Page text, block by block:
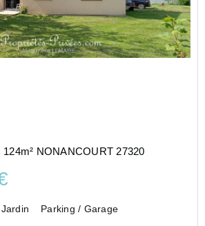
NONANCOURT 27320
Jardin Parking / Garage